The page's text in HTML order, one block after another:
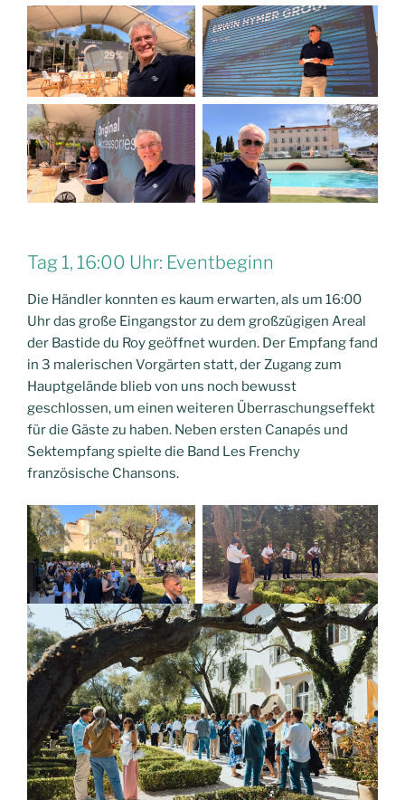
Tag 1, 16:00 Uhr: Eventbeginn
Die Händler konnten es kaum erwarten, als um 16:00
Uhr das große Eingangstor zu dem großzügigen Areal
der Bastide du Roy geöffnet wurden. Der Empfang fand
in 3 malerischen Vorgärten statt, der Zugang zum
Hauptgelände blieb von uns noch bewusst
geschlossen, um einen weiteren Überraschungseffekt
für die Gäste zu haben. Neben ersten Canapés und
Sektempfang spielte die Band Les Frenchy
französische Chansons.